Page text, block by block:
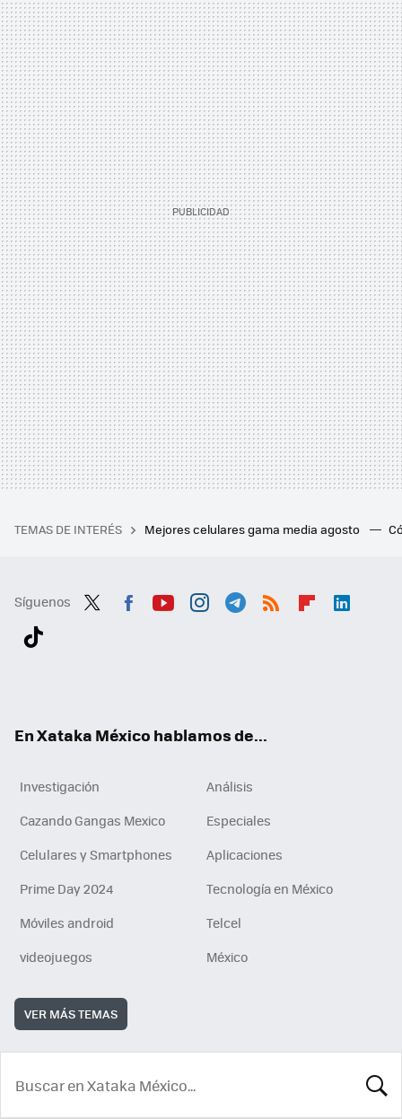
TEMAS DE INTERÉS Mejores celulares gama media agosto
Síguenos
En Xataka México hablamos de...
Investigación
Análisis
Cazando Gangas Mexico
Especiales
Celulares y Smartphones
Aplicaciones
Prime Day 2024
Tecnología en México
Móviles android
Telcel
videojuegos
México
VER MÁS TEMAS